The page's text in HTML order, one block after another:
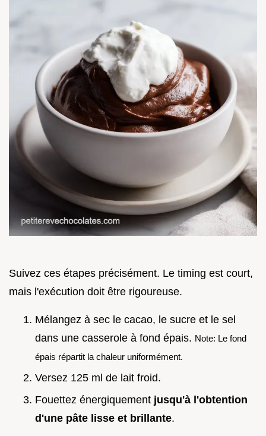
Suivez ces étapes précisément. Le timing est court,
mais l'exécution doit être rigoureuse.
Mélangez à sec le cacao, le sucre et le sel
dans une casserole à fond épais. Note: Le fond
épais répartit la chaleur uniformément.
Versez 125 ml de lait froid.
Fouettez énergiquement jusqu'à l'obtention
d'une pâte lisse et brillante.